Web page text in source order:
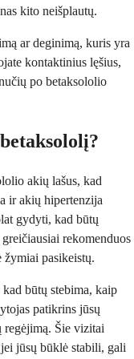
kito neišplautų.
ar deginimą, kuris yra
kontaktinius lęšius,
po betaksololio
akių lašus, kad
ir akių hipertenzija
gydyti, kad būtų
rekomenduos
žymiai pasikeistų.
būtų stebima, kaip
patikrins jūsų
regėjimą. Šie vizitai
jūsų būklė stabili, gali